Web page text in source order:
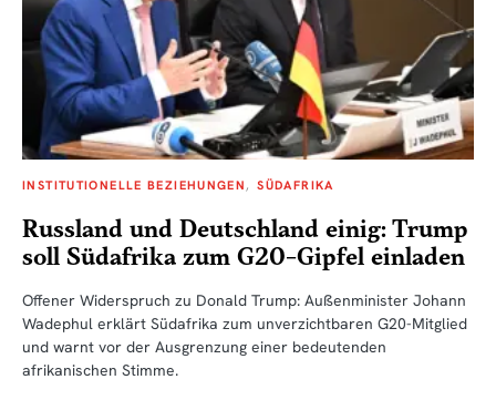
INSTITUTIONELLE BEZIEHUNGEN SÜDAFRIKA
Russland und Deutschland einig: Trump
soll Südafrika zum G20-Gipfel einladen
Offener Widerspruch zu Donald Trump: Außenminister Johann
Wadephul erklärt Südafrika zum unverzichtbaren G20-Mitglied
und warnt vor der Ausgrenzung einer bedeutenden
afrikanischen Stimme.